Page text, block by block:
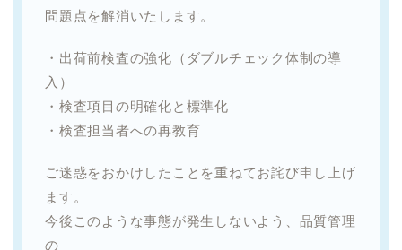
問題点を解消いたします。
・出荷前検査の強化（ダブルチェック体制の導
入）
・検査項目の明確化と標準化
・検査担当者への再教育
ご迷惑をおかけしたことを重ねてお詫び申し上げ
ます。
今後このような事態が発生しないよう、品質管理
の